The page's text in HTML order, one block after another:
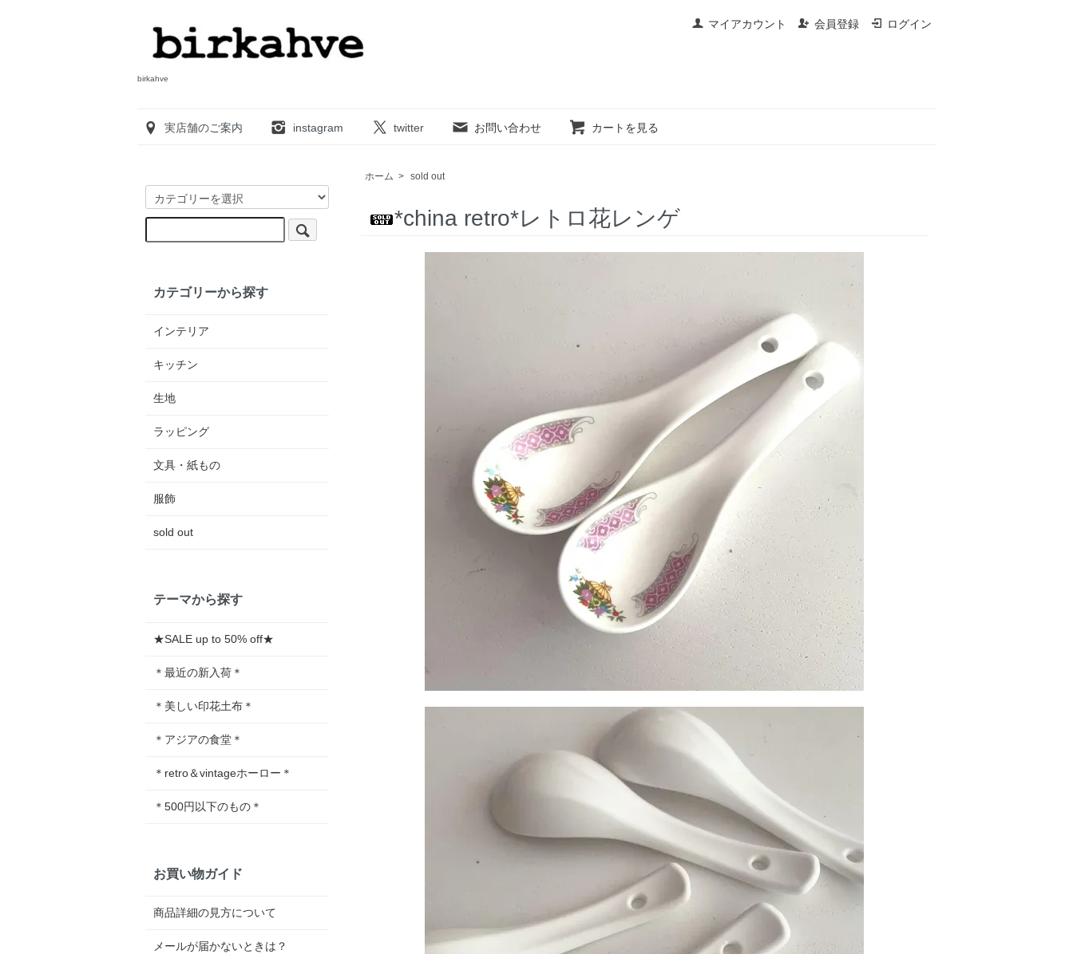
マイアカウント 会員登録 ログイン
birkahve
実店舗のご案内 instagram twitter お問い合わせ カートを見る
ホーム > sold out
*china retro*レトロ花レンゲ
カテゴリーから探す
インテリア
キッチン
生地
ラッピング
文具・紙もの
服飾
sold out
テーマから探す
★SALE up to 50% off★
＊最近の新入荷＊
＊美しい印花土布＊
＊アジアの食堂＊
＊retro＆vintageホーロー＊
＊500円以下のもの＊
お買い物ガイド
商品詳細の見方について
メールが届かないときは？